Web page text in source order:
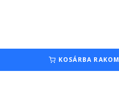
KOSÁRBA RAKOM